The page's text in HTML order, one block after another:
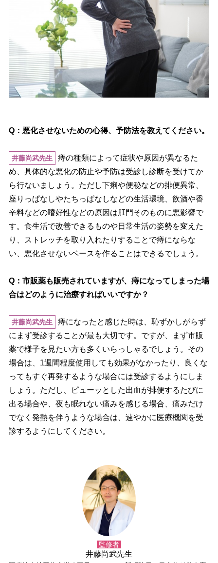
Q：悪化させないための心得、予防法を教えてください。
井藤尚武先生
痔の種類によって症状や原因が異なるた
め、具体的な悪化の防止や予防は受診し診断を受けてか
ら行ないましょう。ただし下痢や便秘などの排便異常、
座りっぱなしやたちっぱなしなどの生活環境、飲酒や香
辛料などの嗜好性などの原因は肛門そのものに悪影響で
す。食生活で改善できるものや日常生活の姿勢を変えた
り、ストレッチを取り入れたりすることで痔にならな
い、悪化させないベースを作ることはできるでしょう。
Q：市販薬も販売されていますが、痔になってしまった場
合はどのように治療すればいいですか？
井藤尚武先生
痔になったと感じた時は、恥ずかしがらず
にまず受診することが最も大切です。ですが、まず市販
薬で様子を見たい方も多くいらっしゃるでしょう。その
場合は、1週間程度使用しても効果がなかったり、良くな
ってもすぐ再発するような場合には受診するようにしま
しょう。ただし、ピューッとした出血が排便するたびに
出る場合や、夜も眠れない痛みを感じる場合、痛みだけ
でなく発熱を伴うような場合は、速やかに医療機関を受
診するようにしてください。
監修者
井藤尚武先生